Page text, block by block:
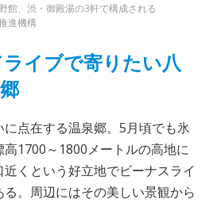
館、渋・御殿湯の3軒で構成される
進機構
イブで寄りたい八
点在する温泉郷。5月頃でも氷
1700～1800メートルの高地に
くという好立地でビーナスライ
。周辺にはその美しい景観から